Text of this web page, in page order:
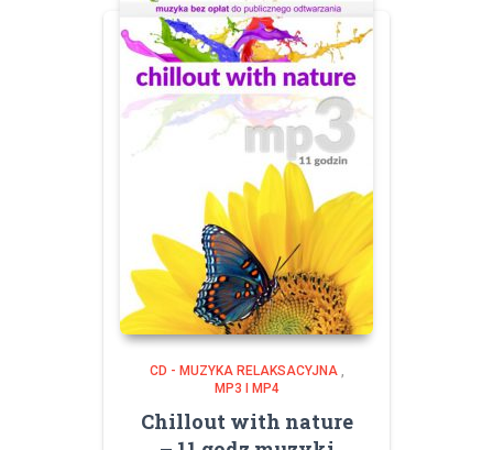
CD - MUZYKA RELAKSACYJNA,
MP3 I MP4
Chillout with nature